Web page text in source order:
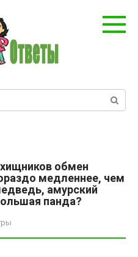
обмен
медленнее, чем
амурский
панда?